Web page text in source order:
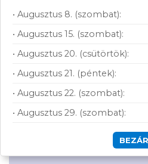
tanulásról vagy
hírleveles
Hírlevelünkről bármikor
• Augusztus 8. (szombat):
• Augusztus 15. (szombat):
• Augusztus 20. (csütörtök):
• Augusztus 21. (péntek):
• Augusztus 22. (szombat):
• Augusztus 29. (szombat):
BEZÁR